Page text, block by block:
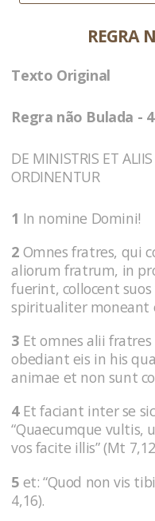
REGRA
Texto Original
Regra não Bulada - 4
DE MINISTRIS ET
ORDINENTUR
1 In nomine Domini!
2 Omnes fratres, qui
aliorum fratrum, in
fuerint, collocent
spiritualiter moneant
3 Et omnes alii
obediant eis in his
animae et non sunt
4Et faciant inter se
“Quaecumque vultis,
vos facite illis” (Mt
5 et: “Quod non vis
4,16).